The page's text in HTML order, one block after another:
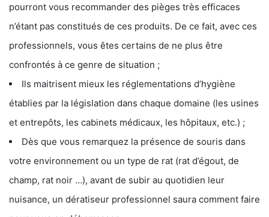
pourront vous recommander des pièges très efficaces
n’étant pas constitués de ces produits. De ce fait, avec ces
professionnels, vous êtes certains de ne plus être
confrontés à ce genre de situation ;
Ils maitrisent mieux les réglementations d’hygiène
établies par la législation dans chaque domaine (les usines
et entrepôts, les cabinets médicaux, les hôpitaux, etc.) ;
Dès que vous remarquez la présence de souris dans
votre environnement ou un type de rat (rat d’égout, de
champ, rat noir …), avant de subir au quotidien leur
nuisance, un dératiseur professionnel saura comment faire